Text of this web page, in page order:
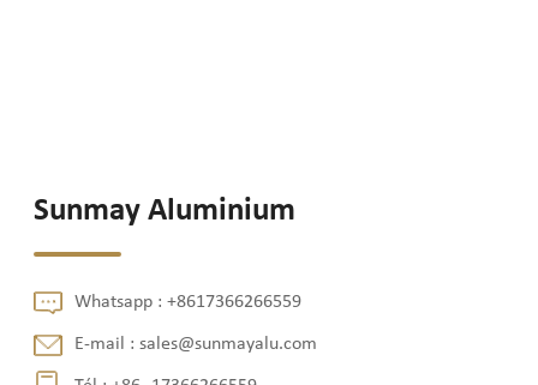
Sunmay Aluminium
Whatsapp :+8617366266559
E-mail :sales@sunmayalu.com